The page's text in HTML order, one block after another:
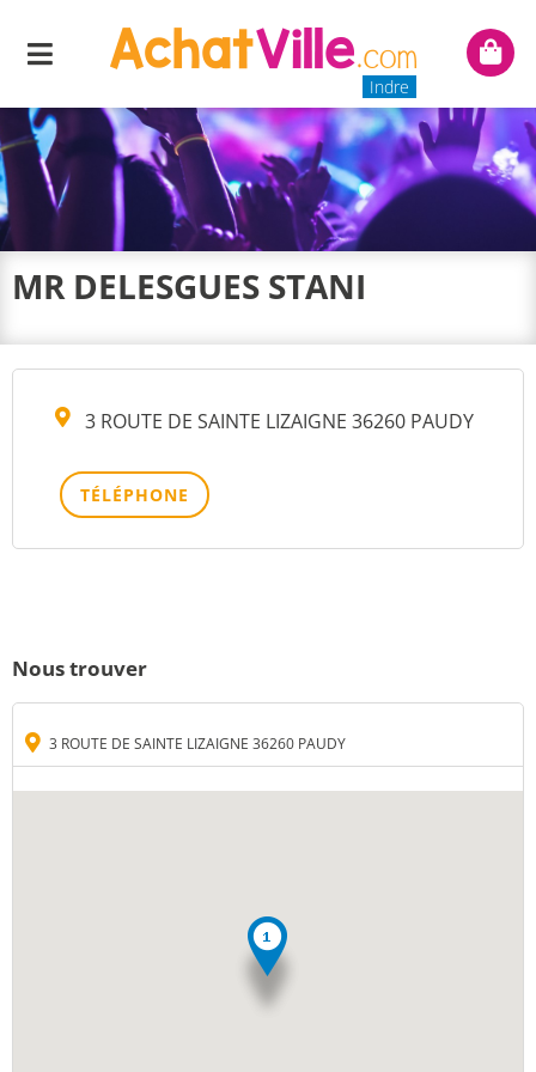
Menu
Indre
Mon
MR DELESGUES STANI
3 ROUTE DE SAINTE LIZAIGNE 36260 PAUDY
TÉLÉPHONE
Nous trouver
3 ROUTE DE SAINTE LIZAIGNE 36260 PAUDY